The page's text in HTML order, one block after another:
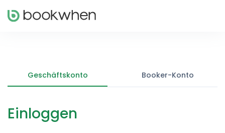
Geschäftskonto Booker-Konto
Einloggen